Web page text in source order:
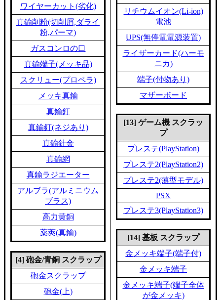
ワイヤーカット(劣化)
真鍮削粉(切削屑,ダライ
粉,パーマ)
ガスコンロの口
真鍮端子(メッキ品)
スクリュー(プロペラ)
メッキ真鍮
真鍮釘
真鍮釘(ネジあり)
真鍮針金
真鍮網
真鍮ラジエーター
アルブラ(アルミニウム
ブラス)
高力黄銅
薬莢(真鍮)
[4] 砲金/青銅 スクラップ
砲金スクラップ
砲金(上)
リチウムイオン(Li-ion)
電池
UPS(無停電電源装置)
ライザーカード(ハーモ
ニカ)
端子(付物あり)
マザーボード
[13] ゲーム機 スクラッ
プ
プレステ(PlayStation)
プレステ2(PlayStation2)
プレステ2(薄型モデル)
PSX
プレステ3(PlayStation3)
[14] 基板 スクラップ
金メッキ端子(端子付)
金メッキ端子
金メッキ端子(端子全体
が金メッキ)